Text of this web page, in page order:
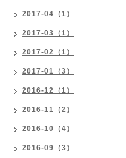
2017-04（1）
2017-03（1）
2017-02（1）
2017-01（3）
2016-12（1）
2016-11（2）
2016-10（4）
2016-09（3）